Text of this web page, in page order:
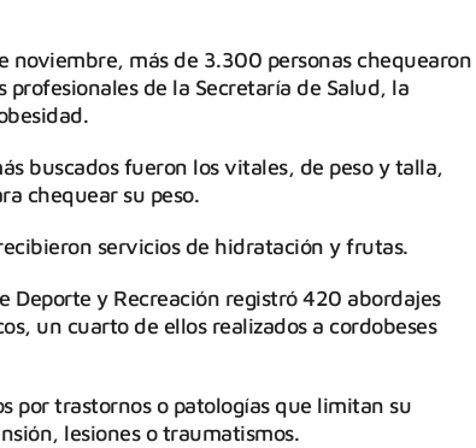
noviembre, más de 3.300 personas chequearon
de la Secretaría de Salud, la
buscados fueron los vitales, de peso y talla,
chequear su peso.
servicios de hidratación y frutas.
Deporte y Recreación registró 420 abordajes
un cuarto de ellos realizados a cordobeses
por trastornos o patologías que limitan su
lesiones o traumatismos.